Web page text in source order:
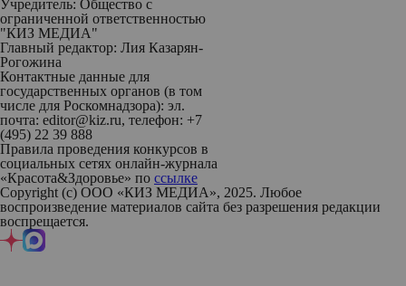
Учредитель: Общество с
ограниченной ответственностью
"КИЗ МЕДИА"
Главный редактор: Лия Казарян-
Рогожина
Контактные данные для
государственных органов (в том
числе для Роскомнадзора): эл.
почта: editor@kiz.ru, телефон: +7
(495) 22 39 888
Правила проведения конкурсов в
социальных сетях онлайн-журнала
«Красота&Здоровье» по ссылке
Copyright (с) ООО «КИЗ МЕДИА», 2025. Любое
воспроизведение материалов сайта без разрешения редакции
воспрещается.